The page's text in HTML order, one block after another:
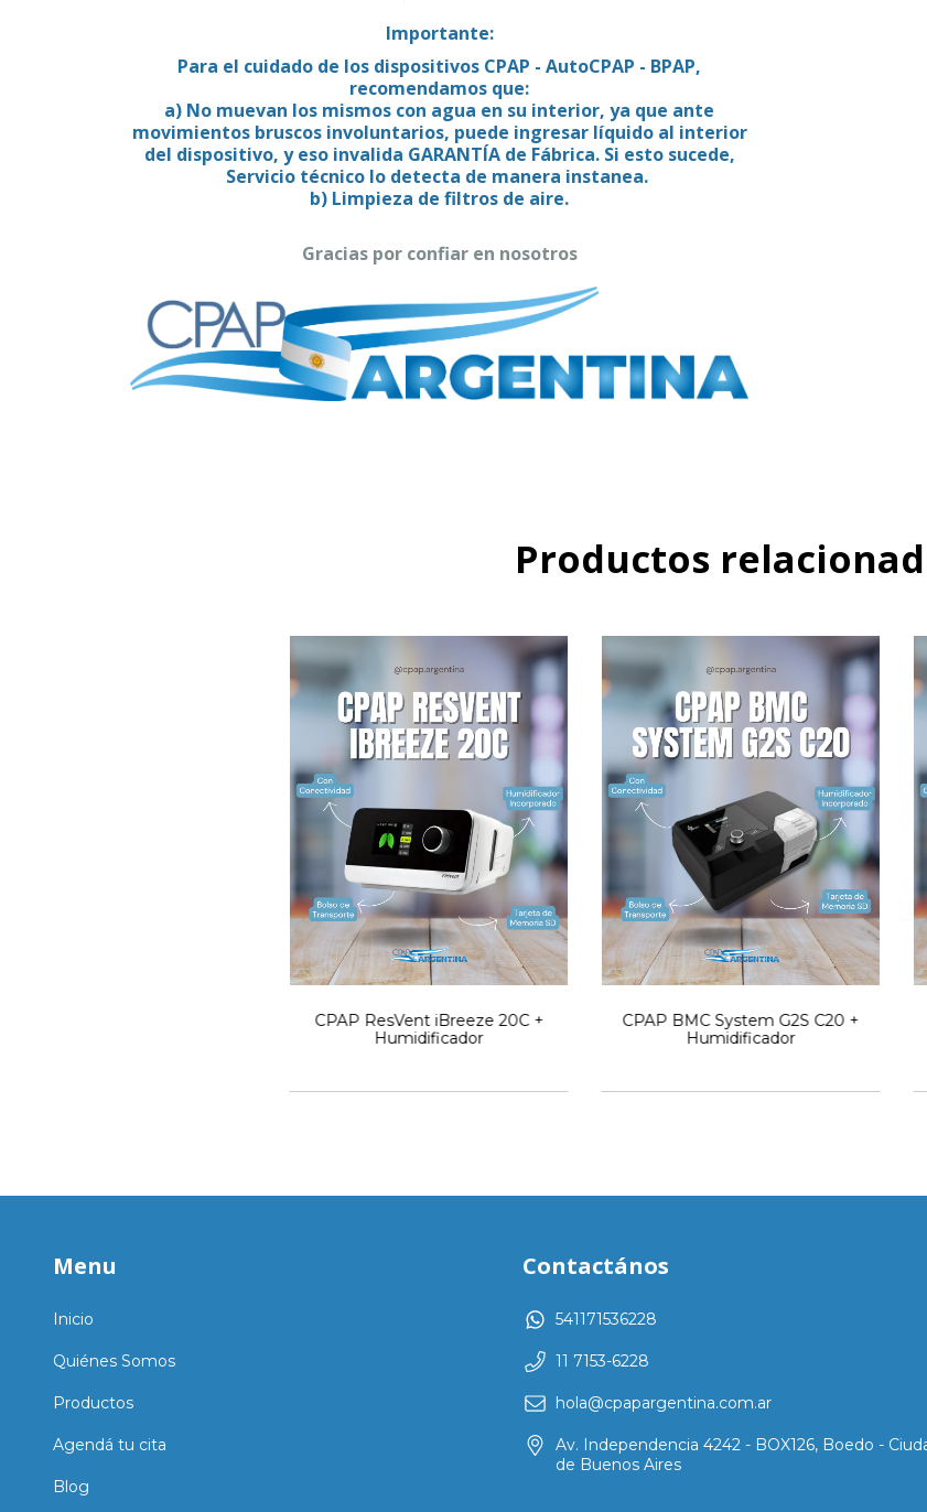
Importante:
Para el cuidado de los dispositivos CPAP - AutoCPAP - BPAP,
recomendamos que:
a) No muevan los mismos con agua en su interior, ya que ante
movimientos bruscos involuntarios, puede ingresar líquido al interior
del dispositivo, y eso invalida GARANTÍA de Fábrica. Si esto sucede,
Servicio técnico lo detecta de manera instanea.
b) Limpieza de filtros de aire.
Gracias por confiar en nosotros
Productos
CPAP ResVent iBreeze 20C +
Humidificador
CPAP BMC System G2S C20 +
Humidificador
Menu
Inicio
Quiénes Somos
Productos
Agendá tu cita
Blog
Contactános
541171536228
11 7153-6228
hola@cpapargentina.com.ar
Av. Independencia 4242 - BOX126, Boedo -
de Buenos Aires